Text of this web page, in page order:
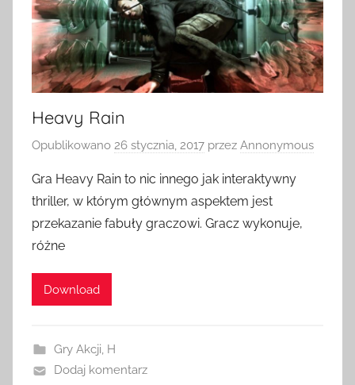
Heavy Rain
Opublikowano 26 stycznia, 2017 przez Annonymous
Gra Heavy Rain to nic innego jak interaktywny
thriller, w którym głównym aspektem jest
przekazanie fabuły graczowi. Gracz wykonuje,
różne
Download
Gry Akcji, H
Dodaj komentarz